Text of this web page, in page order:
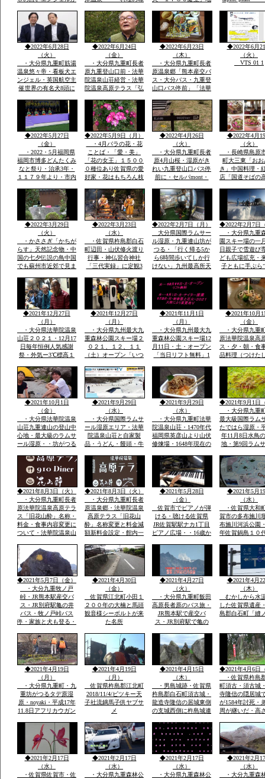
天サイト全国版選定」
今度は世界の8頭に選
定されました英国航空
から
高」・ムツゴロウ・た
いらぎ「貝柱」竹崎カ
ニは追加で1杯￥３０
００円ぐらい・温泉は
温度が
しい水の要件に適合・
地区はもちろん町内外
から水汲みが絶えませ
ん
nature
◆2022年6月28日
（火）
・大分県九重町筋湯
温泉悠々帝・看板犬エ
ンジェル・英国航空主
催世界の有名犬8頭に
国航空より日本政府観
光局ロンドン事務所か
ら連絡日本一は楽天サ
イトで2回日本一選定
英文そのまま提示
◆2022年6月24日
（金）
・大分県九重町長者
原九重登山口前・法華
院温泉山荘経営・法華
院温泉高原テラス「弘
素泊まり￥７０００円
温泉￥５００レストラ
ンあり・
https://chinanews.jp
公式
◆2022年6月23日
（木）
・大分県九重町長者
原温泉郷「熊本産交バ
ス・大分バス・九重登
山口バス停前」「法華
プ・・法華院山荘高原
テラス「」一泊￥７０
００「素泊まりok]・
自家温泉￥５００・食
事１０００円から
◆2022年6月
（火）
VTS 01 1
◆2022年5月27日
（金）
・2022・5月福岡県
福岡市博多どんたくみ
なと祭り・治承3年・
１１７９年より・市内
けられ「松ばやし」を
起源として市民のお祭
り
◆2022年5月9日（月）
・4月バラの花・花
ことば・「愛・美」
「花の女王」１５００
０種位あり佐賀県の愛
好家・花はもちろん枝
と葉も花もつやあり
◆2022年4月26日
（火）
・大分県九重町長者
原4月山桜・湿原がき
れい九重登山口バス停
前に・セルパmont・
法華院温泉高原テラス
食堂「９１０・・くじ
ゅうdiner]で九重夢ポ
ークで食事
◆2022年4月
（火）
・長崎県島原
町大三東「おお
き」中国料理・
店「国道そばの
中国風のお店・
袋の本格的な中
有名店で大学通
がら修業
◆2022年3月29日
（火）
・かささぎ「かちが
らす」天然記念物・中
国の七夕伝説の鳥中国
でも蘇州市近郊で見ま
鳴くきます・・・黒い
カラス・九州の自宅庭
に遊びに来ています
◆2022年3月23日
（水）
・佐賀県杵島郡白石
町辺田・山伏修火渡り
行事・神仏習合神社
「三代実録」に定観3
坊一大霊場有・龍造寺
氏・鍋島氏の保護・祈
年祭かけ参リ
◆2022年2月7日（月）
大分県国際ラムサー
ル湿原・九重連山坊が
つる・「行く帰る5か
ら6時間歩いてしか行
けない」九州最高所天
の冬１月ー３。ｃ
◆2022年2月7日
・大分県九重
園スキー場の一
日親子で雪遊び
ども広場拡充・
子ともに手ぶら
アサイズ用
◆2021年12月27日
（月）
・大分県法華院温泉
山荘２０２１・12月17
日毎年恒例人気感謝
祭・外気ー3℃標高１
全国から50数名山荘で
年忘れ爆笑感謝祭
◆2021年12月27日
（月）
・大分県九州最大九
重森林公園スキー場２
０２１、１２、１１
（土）オープン「いつ
「大人も子供も体一つ
で来場OK一流メーカ
ーレンタルウェア４０
００セツト用意」
◆2021年11月1日
（月）
・大分県九州最大九
重森林公園スキー場12
月11日・土・オープン
「当日リフト無料」1
営業手ぶらでOKレン
タルウェア全サイズ用
意
◆2021年10月
（金）
・大分県九重
原法華院温泉高
ス・夕・朝・食
品料理（つけた
DINER（九重
ー）品数豊富宿
で1万円前後予
ダイナープライ
企業様合宿・研
◆2021年10月1日
（金）
・大分県法華院温泉
山荘九重連山の登山中
心地・最大級のラムサ
ール湿原・・坊がつる
山者に山をインタビュ
ウ
◆2021年9月29日
（水）
・大分県国際ラムサ
ール湿原エリア・法華
院温泉山荘と自家製
品・うどん・饅頭・牛
類・オリジナル専用お
土産・すべて一味違
う・天然温泉とお酒・
国際ラムサール湿原坊
がつるでテン泊・畳に
◆2021年9月29日
（水）
・大分県九重町法華
院温泉山荘・1470年代
福岡県英彦山より山伏
修煉場・1648年現在の
音・不動明王・毘沙門
天・江戸時代武田藩の
祈願所・明治15年本
坊・支所は消失24代弘
蔵孟夫が山宿
◆2021年9月1日
・大分県九重
最大級国際ラム
たではら湿原・
年11月8日水鳥
地・第9回ラム
内最大級標高１
から１２００ｍ
の野焼・地元ボ
アで環境維
◆2021年8月3日（火）
・大分県九重町長者
原法華院温泉高原テラ
ス「旧花山酔」名称・
料金・食事内容変更に
ついて・法華院温泉山
明・パソコン可・
hi/fiok/九重連山登山・
国内最大級のラムサー
ル湿原エリアなど
◆2021年8月3日（火）
・大分県九重町長者
原温泉郷・法華院温泉
高原テラス「旧花山
酔」名称変更と料金減
額新料金設定・館内一
荘27代目荘主・弘蔵岳
久より説明ご挨拶ご案
内いたします・家族で
レーズナブルで
◆2021年5月28日
（金）
佐賀市でピアノが弾
ける・聴ける佐賀県
JR佐賀駅駅ナカ1丁目
ピアノ広場・・16歳か
ける人応援求
◆2021年5月
（水）
・佐賀県大和
賀市の多布施川
布施川河浜公園
年佐賀鍋島１０
「多布施川河岬
園」トンボ王
◆2021年5月7日（金）
・大分九重牧ノ戸
峠・JR熊本駅産交バ
ス・JR別府駅亀の井
バス・牧ノ戸峠バス
停・家族と犬も登る・
ース
◆2021年4月30日
（金）
佐賀県江北町小田１
２００年の大楠と馬頭
観音様シーボルトが来
た名所
◆2021年4月27日
（火）
・大分県九重町飯田
高原長者原のバス旅・
JR熊本駅で産交バ
ス・JR別府駅で亀の
級ラムサール坊がつる
たではら湿原・ミヤマ
キリシマ九重連山法華
院温泉
◆2021年4月
（木）
むかしから水
した佐賀県遺産
島郡白石町「縫
◆2021年4月19日
（月）
・大分県九重町・九
重坊がつるタデ原湿
原・noyaki・平成17年
11.8日アフリカウガン
ル湿原にタデ原３８
ha・坊がつる５３ha・
九重の自然をまのる会
◆2021年4月19日
（月）
佐賀県杵島郡江北町
2018/11/4/ビツキー天
子社流鏑馬子供ヤブサ
メ
◆2021年4月15日
（木）
・男島城跡・佐賀県
杵島郡白石町須古城・
龍造寺隆信の居城東側
の支城西側に杵島城連
鎮西屈指の堅城
◆2021年4月6日
・佐賀県杵島
町須古・須古城
寺隆信の隠居城
が1584年討死・
周が継いだ・高
２年天文年間か
年築城
◆2021年2月17日
（水）
・佐賀県佐賀市・佐
◆2021年2月17日
（水）
・大分県九重森林公
◆2021年2月17日
（水）
・大分県九重森林公
◆2021年2月
（水）
・大分九重森